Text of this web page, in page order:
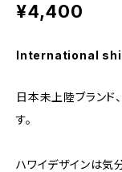
¥4,400
International
日本未上陸ブランド
す。
ハワイデザインは気